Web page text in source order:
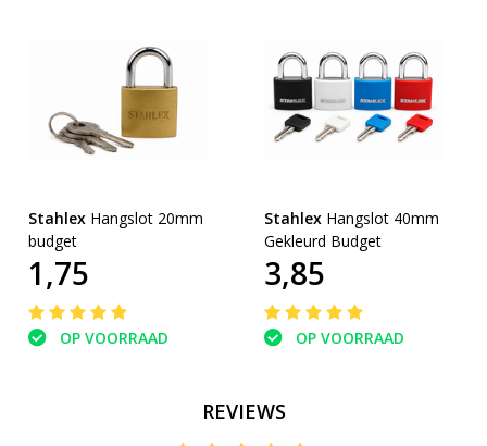
Stahlex Hangslot 20mm
budget
1,75
OP VOORRAAD
Stahlex Hangslot 40mm
Gekleurd Budget
3,85
OP VOORRAAD
REVIEWS